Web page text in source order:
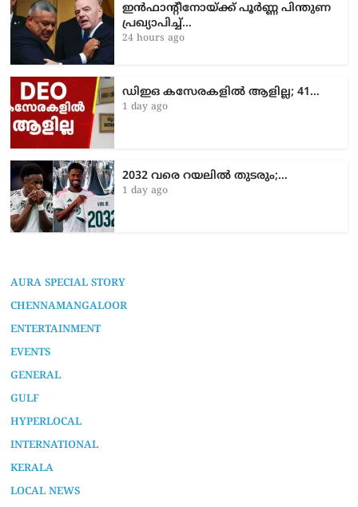
ഇൻഫാന്റീനോയ്ക്ക് പൂർണ്ണ പിന്തുണ
പ്രഖ്യാപിച്ച്…
24 hours ago
ഡിഇഒ കസേരകളില്‍ ആളില്ല; 41…
1 day ago
2032 വരെ റയലിൽ തുടരും;…
1 day ago
AURA SPECIAL STORY
CHENNAMANGALOOR
ENTERTAINMENT
EVENTS
GENERAL
GULF
HYPERLOCAL
INTERNATIONAL
KERALA
LOCAL NEWS